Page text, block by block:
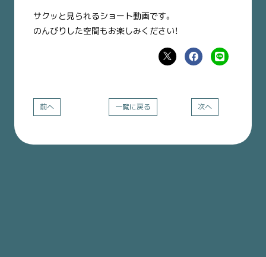
サクッと見られるショート動画です。
のんびりした空間もお楽しみください！
前へ 一覧に戻る 次へ